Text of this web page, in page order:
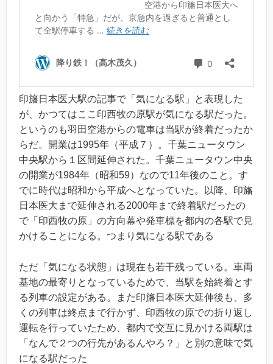
印旛日本医大駅の記事で「気になる駅」と表現した
が、かつてはここ印西牧の原駅が気になる駅だった。
というのも羽田空港からの電車は当駅が終着だったか
らだ。開業は1995年（平成７）。千葉ニュータウン
中央駅から１区間延伸された。千葉ニュータウン中央
の開業が1984年（昭和59）なので11年後のこと。す
でに時代は昭和から平成へとなっていた。以降、印旛
日本医大まで延伸される2000年まで終着駅だったの
で「印西牧の原」の方向幕や発車標を都内の各駅で見
かけることになる。つまり気になる駅である
ただ「気になる状態」は現在も若干残っている。車両
基地の最寄りとなっているためで、当駅を始終着とす
る列車の設定がある。また印旛日本医大延伸後も、多
くの列車は終点まで行かず、印西牧の原での折り返し
運転を行っていたため、都内で交互に見かける両駅は
「なんで２つの行先があるんやろ？」と別の意味で気
になる駅だった